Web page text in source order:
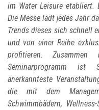
im Water Leisure
Die Messe lädt jedes Jahr
Trends dieses sich schnell
und von einer Reihe
profitieren.
Seminarprogramm ist
anerkannteste
die mit dem
Schwimmbädern,